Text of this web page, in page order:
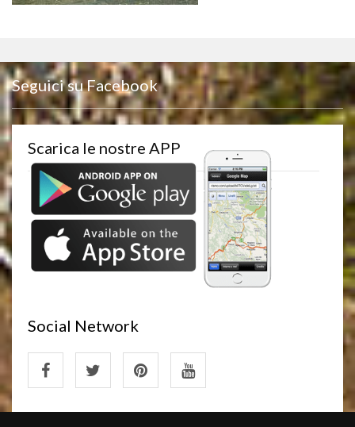
Seguici su Facebook
Scarica le nostre APP
Social Network